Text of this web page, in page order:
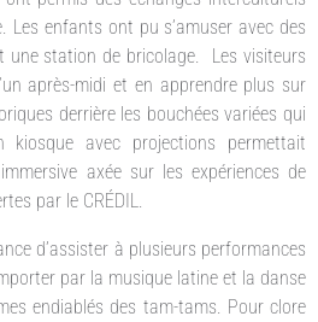
Les enfants ont pu s’amuser avec des
une station de bricolage. Les visiteurs
après-midi et en apprendre plus sur
derrière les bouchées variées qui
kiosque avec projections permettait
axée sur les expériences de
par le CRÉDIL.
d’assister à plusieurs performances
par la musique latine et la danse
endiablés des tam-tams. Pour clore